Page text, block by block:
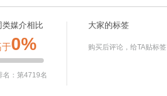
类媒介相比
于0%
名：第4719名
大家的标签
购买后评论，给TA贴标签